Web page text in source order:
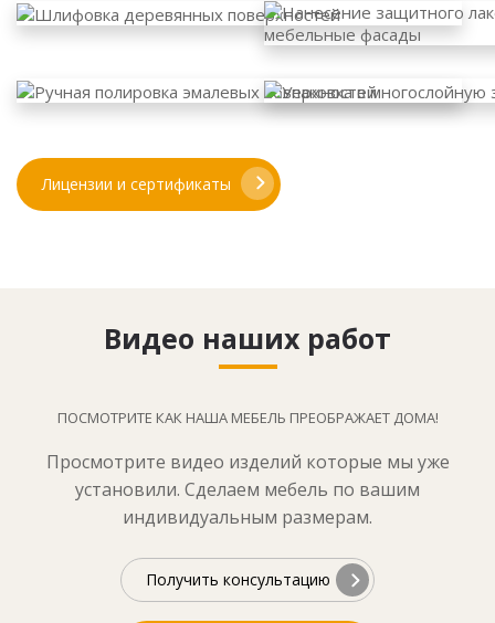
Лицензии и сертификаты
Видео наших работ
ПОСМОТРИТЕ КАК НАША МЕБЕЛЬ ПРЕОБРАЖАЕТ ДОМА!
Просмотрите видео изделий которые мы уже
установили. Сделаем мебель по вашим
индивидуальным размерам.
Получить консультацию